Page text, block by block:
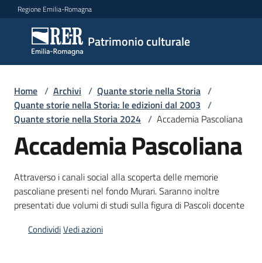
Vai al contenuto
Vai alla navigazione
Vai al footer
Regione Emilia-Romagna
Patrimonio culturale
Patrimonio
culturale
Argomenti
Novità
Servizi
Leggi
Home / Archivi / Quante storie nella Storia /
Quante storie nella Storia: le edizioni dal 2003 /
Quante storie nella Storia 2024 / Accademia Pascoliana
Accademia Pascoliana
Attraverso i canali social alla scoperta delle memorie
pascoliane presenti nel fondo Murari. Saranno inoltre
presentati due volumi di studi sulla figura di Pascoli docente
CondividiVedi azioni